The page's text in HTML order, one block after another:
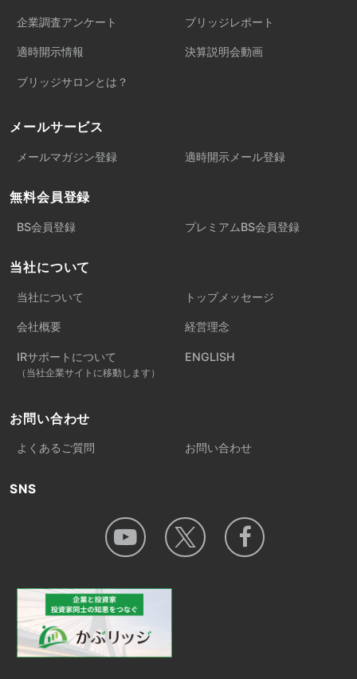
企業調査アンケート ブリッジレポート
適時開示情報 決算説明会動画
ブリッジサロンとは？
メールサービス
メールマガジン登録 適時開示メール登録
無料会員登録
BS会員登録 プレミアムBS会員登録
当社について
当社について トップメッセージ
会社概要 経営理念
IRサポートについて
（当社企業サイトに移動します）
ENGLISH
お問い合わせ
よくあるご質問 お問い合わせ
SNS